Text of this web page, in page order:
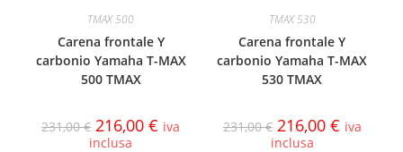
TMAX 500
Carena frontale Y
carbonio Yamaha T-MAX
500 TMAX
231,00€ 216,00€ iva
inclusa
TMAX 530
Carena frontale Y
carbonio Yamaha T-MAX
530 TMAX
231,00€ 216,00 € iva
inclusa